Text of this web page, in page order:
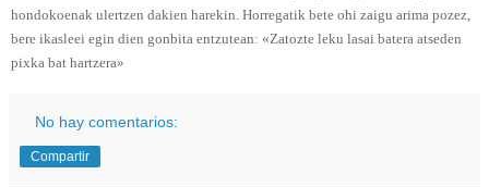
hondokoenak ulertzen dakien harekin. Horregatik bete ohi zaigu arima pozez,
bere ikasleei egin dien gonbita entzutean: «Zatozte leku lasai batera atseden
pixka bat hartzera»
No hay comentarios:
Compartir